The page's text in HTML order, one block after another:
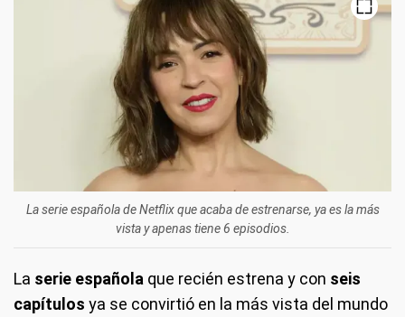
La serie española de Netflix que acaba de estrenarse, ya es la más
vista y apenas tiene 6 episodios.
La serie española que recién estrena y con seis
capítulos ya se convirtió en la más vista del mundo